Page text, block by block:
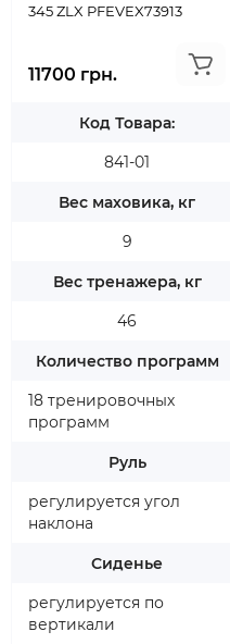
345 ZLX PFEVEX73913
11700 грн.
Код Товара:
841-01
Вес маховика, кг
9
Вес тренажера, кг
46
Количество программ
18 тренировочных
программ
Руль
регулируется угол
наклона
Сиденье
регулируется по
вертикали